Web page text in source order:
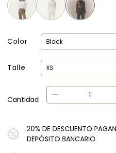
Color
Talle
Cantidad
20% DE DESCUENTO
DEPÓSITO BANCARIO